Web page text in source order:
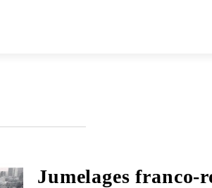
Jumelages franco-